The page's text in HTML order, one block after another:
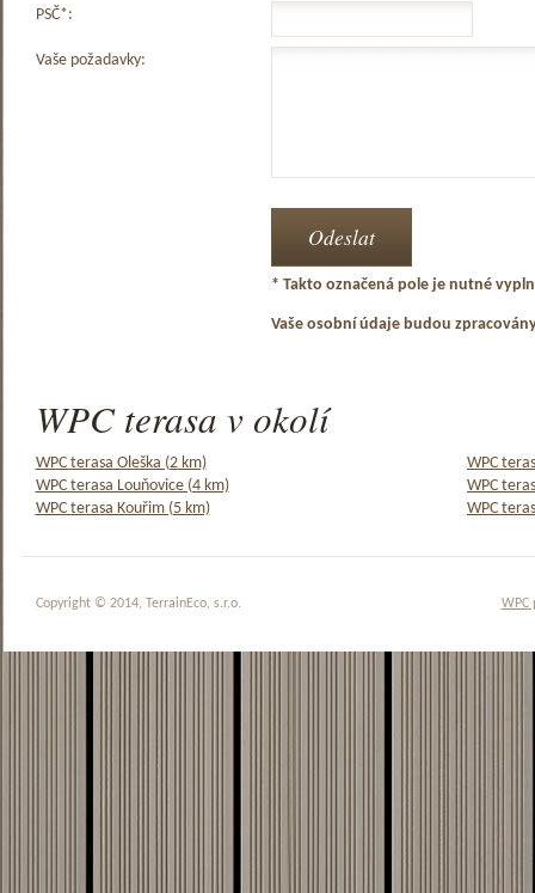
PSČ*:
Vaše požadavky:
* Takto označená pole je nutné
Vaše osobní údaje budou
WPC terasa v okolí
WPC terasa Oleška (2 km)
WPC
WPC terasa Louňovice (4 km)
WPC
WPC terasa Kouřim (5 km)
WPC
WPC
Copyright © 2014, TerrainEco, s.r.o.